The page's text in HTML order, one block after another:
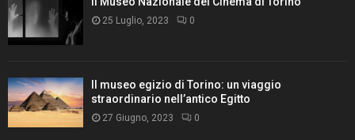
25 Luglio, 2023 0
Il museo egizio di Torino: un viaggio
straordinario nell’antico Egitto
27 Giugno, 2023 0